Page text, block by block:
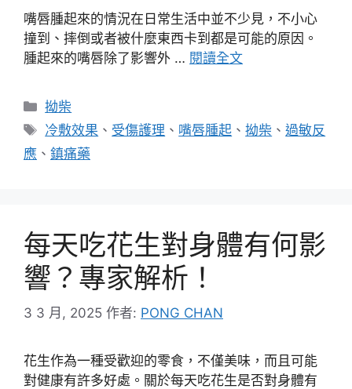
嘴唇腫起來的情況在日常生活中並不少見，不小心
撞到、摔倒或者被什麼東西卡到都是可能的原因。
腫起來的嘴唇除了影響外 … 閱讀全文
分
類
拗柴
標
籤
冷敷效果 、 受傷護理 、 嘴唇腫起 、拗柴 、過敏反
應 、 鎮痛藥
每天吃花生對身體有何影
響？專家解析！
3 3 月, 2025 作者: PONG CHAN
花生作為一種受歡迎的零食，不僅美味，而且可能
對健康有許多好處。關於每天吃花生是否對身體有